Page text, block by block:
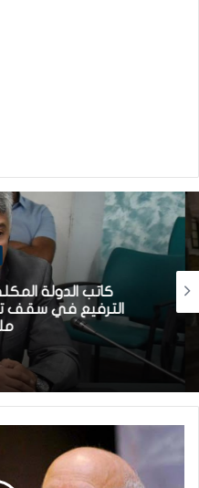
كاتب الدولة المكلف
الترفيع في سقف